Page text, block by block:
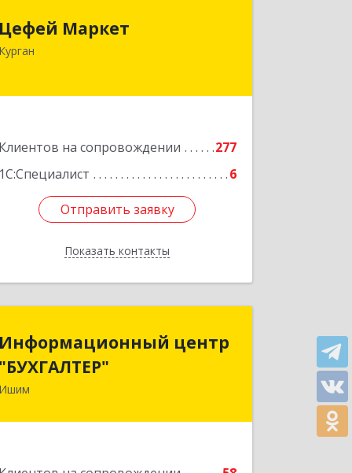
Цефей Маркет
Курган
Клиентов на сопровождении
277
1С:Специалист
6
Отправить заявку
Показать контакты
640002, Курганская обл, Курган г,
Подробнее
Отправить заявку
Назад
Информационный центр
"БУХГАЛТЕР"
Ишим
Информационный центр
"БУХГАЛТЕР"